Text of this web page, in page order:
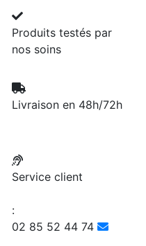
Produits testés par
nos soins
Livraison en 48h/72h
Service client
:
02 85 52 44 74